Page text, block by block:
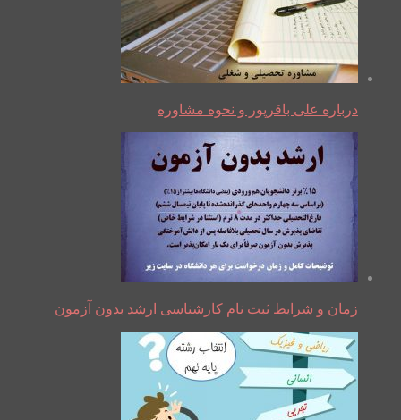
درباره علی باقرپور و نحوه مشاوره
زمان و شرایط ثبت نام کارشناسی ارشد بدون آزمون